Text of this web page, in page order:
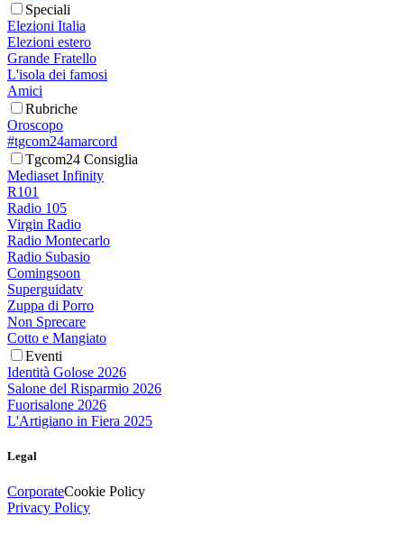
Speciali
Elezioni Italia
Elezioni estero
Grande Fratello
L'isola dei famosi
Amici
Rubriche
Oroscopo
#tgcom24amarcord
Tgcom24 Consiglia
Mediaset Infinity
R101
Radio 105
Virgin Radio
Radio Montecarlo
Radio Subasio
Comingsoon
Superguidatv
Zuppa di Porro
Non Sprecare
Cotto e Mangiato
Eventi
Identità Golose 2026
Salone del Risparmio 2026
Fuorisalone 2026
L'Artigiano in Fiera 2025
Legal
CorporateCookie Policy
Privacy Policy